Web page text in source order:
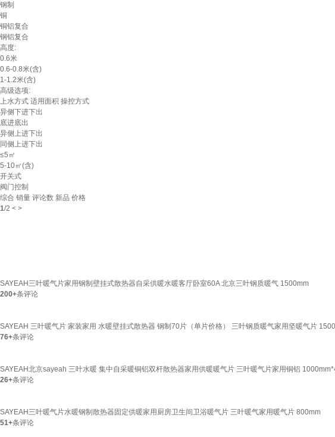
钢制
铜
铜铝复合
钢铝复合
高度:
0.6米
0.6-0.8米(含)
1-1.2米(含)
高级选项:
上水方式 适用面积 操控方式
异侧下进下出
底进底出
异侧上进下出
同侧上进下出
≤5㎡
5-10㎡(含)
开关式
阀门控制
综合 销量 评论数 新品 价格
1/2 < >
SAYEAH三叶暖气片家用钢制壁挂式散热器自采供暖水暖客厅卧室60A 北京三叶钢质暖气 1500mm
200+条评论
SAYEAH 三叶暖气片 家装家用 水暖壁挂式散热器 钢制70片（单片价格） 三叶钢质暖气家用坚暖气片
76+条评论
SAYEAH北京sayeah 三叶水暖 集中自采暖铜铝双杆散热器家用供暖暖气片 三叶暖气片家用铜铝
26+条评论
SAYEAH三叶暖气片水暖钢制散热器固定供暖家用厨房卫生间卫浴暖气片 三叶暖气家用暖气片 800mm
51+条评论